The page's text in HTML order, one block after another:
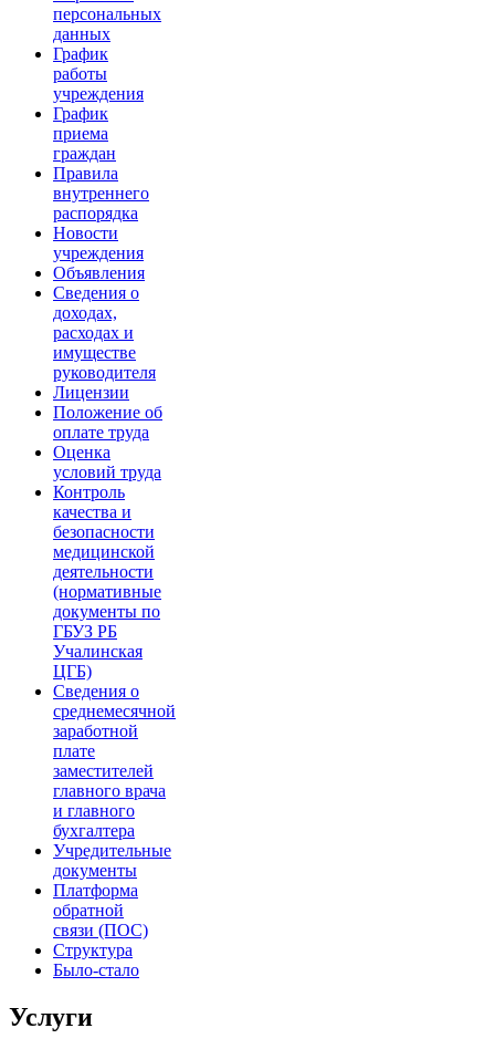
персональных
данных
График
работы
учреждения
График
приема
граждан
Правила
внутреннего
распорядка
Новости
учреждения
Объявления
Сведения о
доходах,
расходах и
имуществе
руководителя
Лицензии
Положение об
оплате труда
Оценка
условий труда
Контроль
качества и
безопасности
медицинской
деятельности
(нормативные
документы по
ГБУЗ РБ
Учалинская
ЦГБ)
Сведения о
среднемесячной
заработной
плате
заместителей
главного врача
и главного
бухгалтера
Учредительные
документы
Платформа
обратной
связи (ПОС)
Структура
Было-стало
Услуги